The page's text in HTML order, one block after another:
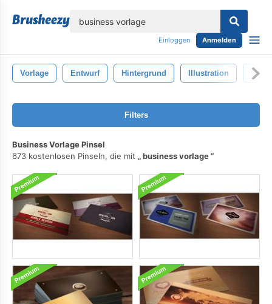
Einloggen Anmelden
Vorlage Entwurf Hintergrund Illustration Natur
Filters
Business Vorlage Pinsel
673 kostenlosen Pinseln, die mit
business vorlage